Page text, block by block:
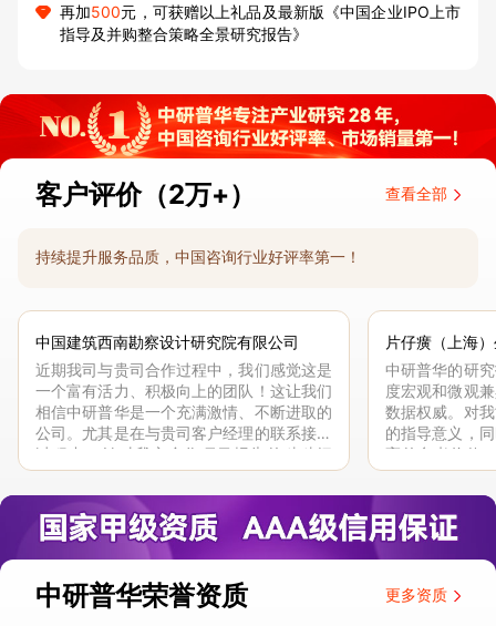
再加500元，可获赠以上礼品及最新版《中国企业IPO上市
指导及并购整合策略全景研究报告》
客户评价（2万+） 查看全部
持续提升服务品质，中国咨询行业好评率第一！
中国建筑西南勘察设计研究院有限公司
近期我司与贵司合作过程中，我们感觉这是
一个富有活力、积极向上的团队！这让我们
相信中研普华是一个充满激情、不断进取的
公司。尤其是在与贵司客户经理的联系接洽
过程中，针对我方合作项目报告的种种细
节，及时细致缜密地协助与项目部沟通、探
讨和完善...
片仔癀（上海
中研普华的研
度宏观和微观
数据权威。对
的指导意义，
高的参考价值
体化”服务和行
司继续...
中研普华荣誉资质 更多资质